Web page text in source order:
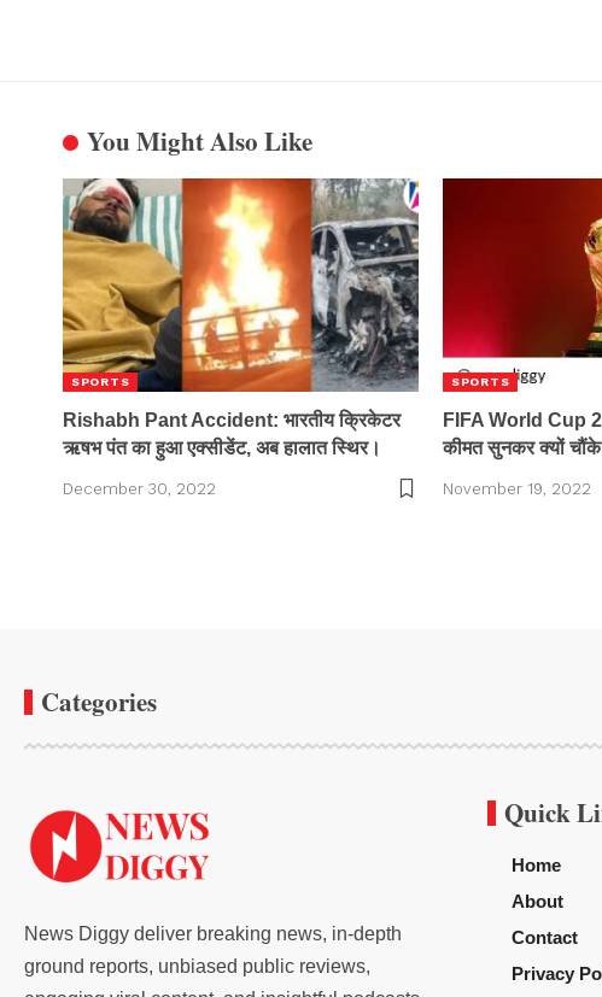
You Might Also Like
SPORTS
Rishabh Pant Accident: भारतीय क्रिकेटर
ऋषभ पंत का हुआ एक्सीडेंट, अब हालात स्थिर।
December 30, 2022
SPORTS
FIFA World Cup
कीमत सुनकर क्यों
November 19, 2022
Categories
News Diggy deliver breaking news, in-depth
ground reports, unbiased public reviews,
Quick
Home
About
Contact
Privacy